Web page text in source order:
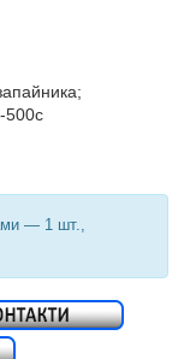
500c
— 1 шт.,